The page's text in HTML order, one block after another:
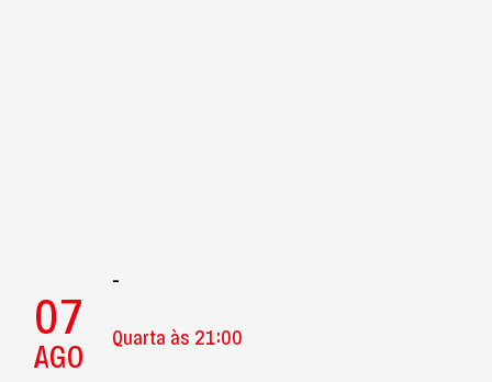
07
AGO
-
Quarta às 21:00